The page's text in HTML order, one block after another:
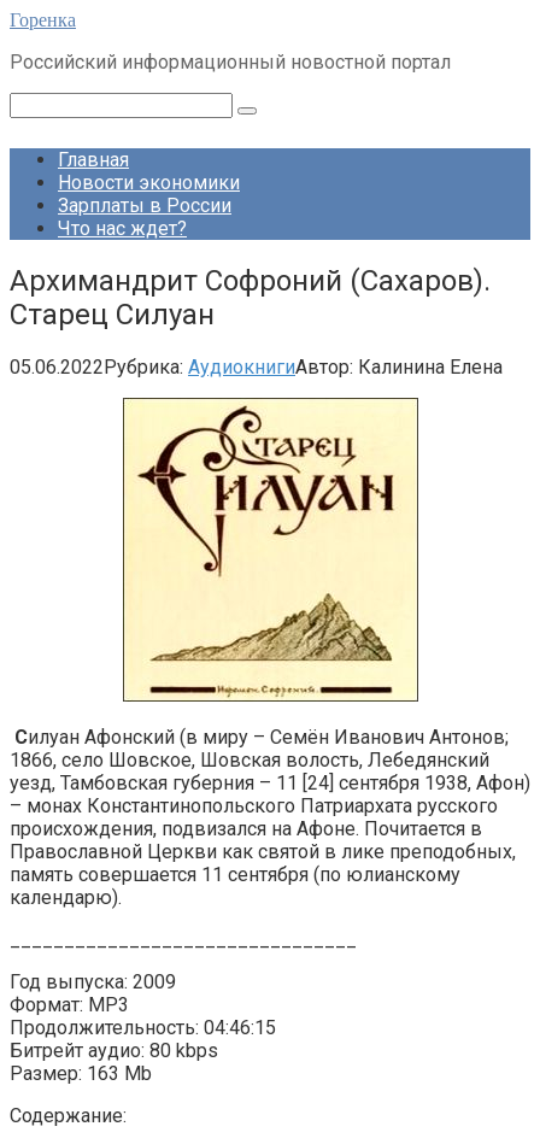
Перейти
контенту
Горенка
Российский информационный новостной портал
Главная
Новости экономики
Зарплаты в России
Что нас ждет?
Архимандрит Софроний (Сахаров).
Старец Силуан
05.06.2022Рубрика: АудиокнигиАвтор: Калинина Елена
Силуан Афонский (в миру – Семён Иванович Антонов;
1866, село Шовское, Шовская волость, Лебедянский
уезд, Тамбовская губерния – 11 [24] сентября 1938, Афон)
– монах Константинопольского Патриархата русского
происхождения, подвизался на Афоне. Почитается в
Православной Церкви как святой в лике преподобных,
память совершается 11 сентября (по юлианскому
календарю).
Год выпуска: 2009
Формат: MP3
Продолжительность: 04:46:15
Битрейт аудио: 80 kbps
Размер: 163 Mb
Содержание: